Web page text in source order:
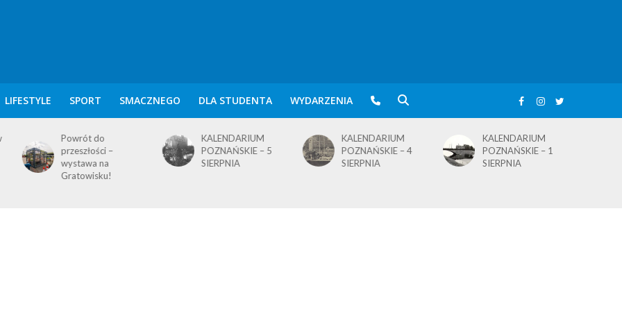
LIFESTYLE SPORT SMACZNEGO DLA STUDENTA WYDARZENIA
KALENDARIUM
POZNAŃSKIE – 5
SIERPNIA
KALENDARIUM
POZNAŃSKIE – 4
SIERPNIA
KALENDARIUM
POZNAŃSKIE – 1
SIERPNIA
BLusowe święto nad
wielkopolskim
jeziorem